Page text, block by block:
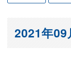
2021年09